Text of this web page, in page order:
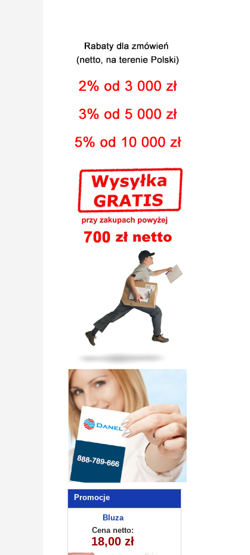
Promocje
Bluza
dziecięca
290525-BB507
(8-16) 10szt
Cena netto:
18,00 zł